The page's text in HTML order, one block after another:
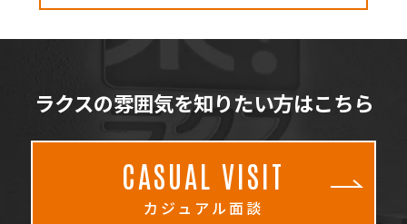
ラクスの雰囲気を知りたい方はこちら
CASUAL VISIT
カジュアル面談